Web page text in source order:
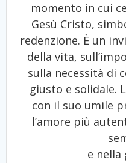
momento in cui
Gesù Cristo,
redenzione. È un
della vita,
sulla necessità di
giusto e solidale.
con il suo umile
l’amore più
e nella